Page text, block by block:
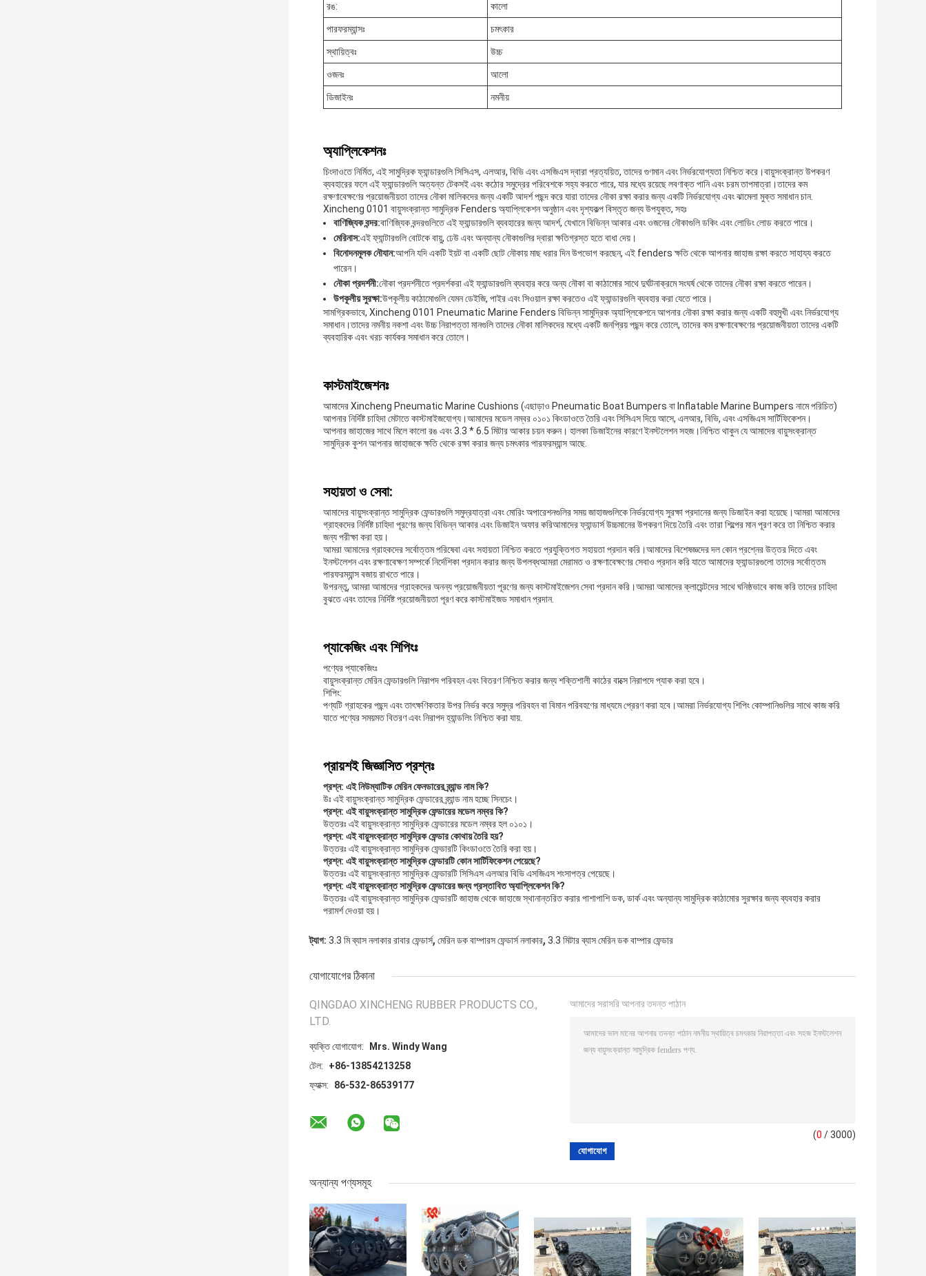
রঙ: কালো
পারফরম্যান্সঃ চমৎকার
স্থায়িত্বঃ উচ্চ
ওজনঃ আলো
ডিজাইনঃ নমনীয়
অ্যাপ্লিকেশনঃ
চিংদাওতে নির্মিত, এই সামুদ্রিক ফ্যান্ডারগুলি সিসিএস, এলআর, বিভি এবং এসজিএস দ্বারা প্রত্যয়িত, তাদের গুণমান এবং নির্ভরযোগ্যতা নিশ্চিত করে।বায়ুসংক্রান্ত উপকরণ
ব্যবহারের ফলে এই ফ্যান্ডারগুলি অত্যন্ত টেকসই এবং কঠোর সমুদ্রের পরিবেশকে সহ্য করতে পারে, যার মধ্যে রয়েছে লবণাক্ত পানি এবং চরম তাপমাত্রা।তাদের কম
রক্ষণাবেক্ষণের প্রয়োজনীয়তা তাদের নৌকা মালিকদের জন্য একটি আদর্শ পছন্দ করে যারা তাদের নৌকা রক্ষা করার জন্য একটি নির্ভরযোগ্য এবং ঝামেলা মুক্ত সমাধান চান.
Xincheng 0101 বায়ুসংক্রান্ত সামুদ্রিক Fenders অ্যাপ্লিকেশন অনুষ্ঠান এবং দৃশ্যকল্প বিস্তৃত জন্য উপযুক্ত, সহঃ
বাণিজ্যিক বন্দর:বাণিজ্যিক বন্দরগুলিতে এই ফ্যান্ডারগুলি ব্যবহারের জন্য আদর্শ, যেখানে বিভিন্ন আকার এবং ওজনের নৌকাগুলি ডকিং এবং লোডিং লোড করতে পারে।
মেরিনাস:এই ফ্যান্টারগুলি বোটকে বায়ু, ঢেউ এবং অন্যান্য নৌকাগুলির দ্বারা ক্ষতিগ্রস্ত হতে বাধা দেয়।
বিনোদনমূলক নৌযান:আপনি যদি একটি ইয়ট বা একটি ছোট নৌকায় মাছ ধরার দিন উপভোগ করছেন, এই fenders ক্ষতি থেকে আপনার জাহাজ রক্ষা করতে সাহায্য করতে
পারেন।
নৌকা প্রদর্শনী:নৌকা প্রদর্শনীতে প্রদর্শকরা এই ফ্যান্ডারগুলি ব্যবহার করে অন্য নৌকা বা কাঠামোর সাথে দুর্ঘটনাক্রমে সংঘর্ষ থেকে তাদের নৌকা রক্ষা করতে পারেন।
উপকূলীয় সুরক্ষা:উপকূলীয় কাঠামোগুলি যেমন ডেইজি, পাইর এবং সিওয়াল রক্ষা করতেও এই ফ্যান্ডারগুলি ব্যবহার করা যেতে পারে।
সামগ্রিকভাবে, Xincheng 0101 Pneumatic Marine Fenders বিভিন্ন সামুদ্রিক অ্যাপ্লিকেশনে আপনার নৌকা রক্ষা করার জন্য একটি বহুমুখী এবং নির্ভরযোগ্য
সমাধান।তাদের নমনীয় নকশা এবং উচ্চ নিরাপত্তা মানগুলি তাদের নৌকা মালিকদের মধ্যে একটি জনপ্রিয় পছন্দ করে তোলে, তাদের কম রক্ষণাবেক্ষণের প্রয়োজনীয়তা তাদের একটি
ব্যবহারিক এবং খরচ কার্যকর সমাধান করে তোলে।
কাস্টমাইজেশনঃ
আমাদের Xincheng Pneumatic Marine Cushions (এছাড়াও Pneumatic Boat Bumpers বা Inflatable Marine Bumpers নামে পরিচিত)
আপনার নির্দিষ্ট চাহিদা মেটাতে কাস্টমাইজযোগ্য।আমাদের মডেল নম্বর ০১০১ কিংডাওতে তৈরি এবং সিসিএস দিয়ে আসে, এলআর, বিভি, এবং এসজিএস সার্টিফিকেশন।
আপনার জাহাজের সাথে মিলে কালো রঙ এবং 3.3 * 6.5 মিটার আকার চয়ন করুন। হালকা ডিজাইনের কারণে ইনস্টলেশন সহজ।নিশ্চিত থাকুন যে আমাদের বায়ুসংক্রান্ত
সামুদ্রিক কুশন আপনার জাহাজকে ক্ষতি থেকে রক্ষা করার জন্য চমৎকার পারফরম্যান্স আছে.
সহায়তা ও সেবা:
আমাদের বায়ুসংক্রান্ত সামুদ্রিক ফেন্ডারগুলি সমুদ্রযাত্রা এবং মোরিং অপারেশনগুলির সময় জাহাজগুলিকে নির্ভরযোগ্য সুরক্ষা প্রদানের জন্য ডিজাইন করা হয়েছে।আমরা আমাদের
গ্রাহকদের নির্দিষ্ট চাহিদা পূরণের জন্য বিভিন্ন আকার এবং ডিজাইন অফার করিআমাদের ফ্যান্ডার্স উচ্চমানের উপকরণ দিয়ে তৈরি এবং তারা শিল্পের মান পূরণ করে তা নিশ্চিত করার
জন্য পরীক্ষা করা হয়।
আমরা আমাদের গ্রাহকদের সর্বোত্তম পরিষেবা এবং সহায়তা নিশ্চিত করতে প্রযুক্তিগত সহায়তা প্রদান করি।আমাদের বিশেষজ্ঞদের দল কোন প্রশ্নের উত্তর দিতে এবং
ইনস্টলেশন এবং রক্ষণাবেক্ষণ সম্পর্কে নির্দেশিকা প্রদান করার জন্য উপলব্ধআমরা মেরামত ও রক্ষণাবেক্ষণের সেবাও প্রদান করি যাতে আমাদের ফ্যান্ডারগুলো তাদের সর্বোত্তম
পারফরম্যান্স বজায় রাখতে পারে।
উপরন্তু, আমরা আমাদের গ্রাহকদের অনন্য প্রয়োজনীয়তা পূরণের জন্য কাস্টমাইজেশন সেবা প্রদান করি।আমরা আমাদের ক্লায়েন্টদের সাথে ঘনিষ্ঠভাবে কাজ করি তাদের চাহিদা
বুঝতে এবং তাদের নির্দিষ্ট প্রয়োজনীয়তা পূরণ করে কাস্টমাইজড সমাধান প্রদান.
প্যাকেজিং এবং শিপিংঃ
পণ্যের প্যাকেজিংঃ
বায়ুসংক্রান্ত মেরিন ফেন্ডারগুলি নিরাপদ পরিবহন এবং বিতরণ নিশ্চিত করার জন্য শক্তিশালী কাঠের বাক্সে নিরাপদে প্যাক করা হবে।
শিপিং:
পণ্যটি গ্রাহকের পছন্দ এবং তাৎক্ষণিকতার উপর নির্ভর করে সমুদ্র পরিবহন বা বিমান পরিবহণের মাধ্যমে প্রেরণ করা হবে।আমরা নির্ভরযোগ্য শিপিং কোম্পানিগুলির সাথে কাজ করি
যাতে পণ্যের সময়মত বিতরণ এবং নিরাপদ হ্যান্ডলিং নিশ্চিত করা যায়.
প্রায়শই জিজ্ঞাসিত প্রশ্নঃ
প্রশ্ন: এই নিউম্যাটিক মেরিন ফেনডারের ব্র্যান্ড নাম কি?
উঃ এই বায়ুসংক্রান্ত সামুদ্রিক ফেন্ডারের ব্র্যান্ড নাম হচ্ছে সিনচেং।
প্রশ্ন: এই বায়ুসংক্রান্ত সামুদ্রিক ফেন্ডারের মডেল নম্বর কি?
উত্তরঃ এই বায়ুসংক্রান্ত সামুদ্রিক ফেন্ডারের মডেল নম্বর হল ০১০১।
প্রশ্ন: এই বায়ুসংক্রান্ত সামুদ্রিক ফেন্ডার কোথায় তৈরি হয়?
উত্তরঃ এই বায়ুসংক্রান্ত সামুদ্রিক ফেন্ডারটি কিংডাওতে তৈরি করা হয়।
প্রশ্ন: এই বায়ুসংক্রান্ত সামুদ্রিক ফেন্ডারটি কোন সার্টিফিকেশন পেয়েছে?
উত্তরঃ এই বায়ুসংক্রান্ত সামুদ্রিক ফেন্ডারটি সিসিএস এলআর বিভি এসজিএস শংসাপত্র পেয়েছে।
প্রশ্ন: এই বায়ুসংক্রান্ত সামুদ্রিক ফেন্ডারের জন্য প্রস্তাবিত অ্যাপ্লিকেশন কি?
উত্তরঃ এই বায়ুসংক্রান্ত সামুদ্রিক ফেন্ডারটি জাহাজ থেকে জাহাজে স্থানান্তরিত করার পাশাপাশি ডক, ডার্ক এবং অন্যান্য সামুদ্রিক কাঠামোর সুরক্ষার জন্য ব্যবহার করার
পরামর্শ দেওয়া হয়।
ট্যাগ: 3.3 মি ব্যাস নলাকার রাবার ফেন্ডার্স, মেরিন ডক বাম্পারস ফেন্ডার্স নলাকার, 3.3 মিটার ব্যাস মেরিন ডক বাম্পার ফেন্ডার
যোগাযোগের ঠিকানা
QINGDAO XINCHENG RUBBER PRODUCTS CO.,
LTD.
ব্যক্তি যোগাযোগ:
Mrs. Windy Wang
টেল:
+86-13854213258
ফ্যাক্স:
86-532-86539177
আমাদের সরাসরি আপনার তদন্ত পাঠান
(0 / 3000)
অন্যান্য পণ্যসমূহ